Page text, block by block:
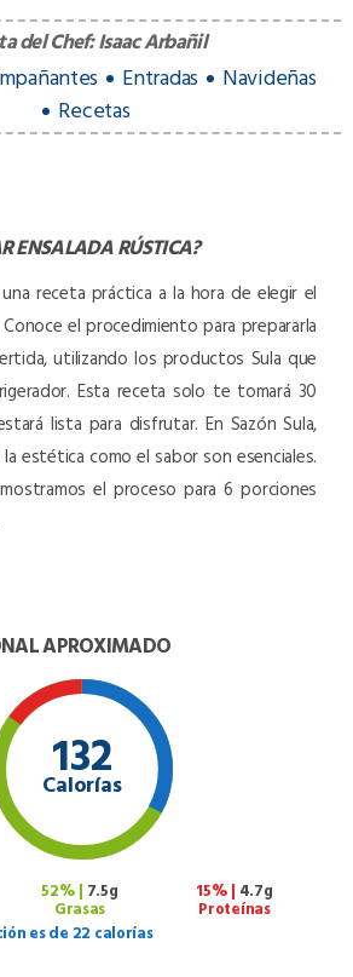
del Chef:Isaac Arbañil
Entradas
Navideñas
Recetas
ENSALADA RÚSTICA?
una receta práctica a la hora de elegir el
el procedimiento para prepararla
utilizando los productos Sula que
Esta receta solo te tomará 30
lista para disfrutar. En Sazón Sula,
estética como el sabor son esenciales.
el proceso para 6 porciones
APROXIMADO
132
Calorías
52% | 7.5g
Grasas
15% | 4.7g
Proteínas
es de 22 calorías